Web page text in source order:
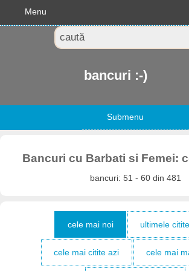
Menu
bancuri :-)
Submenu
Bancuri cu Barbati si Femei:
bancuri: 51 - 60 din 481
cele mai noi ultimele
cele mai citite azi cele mai